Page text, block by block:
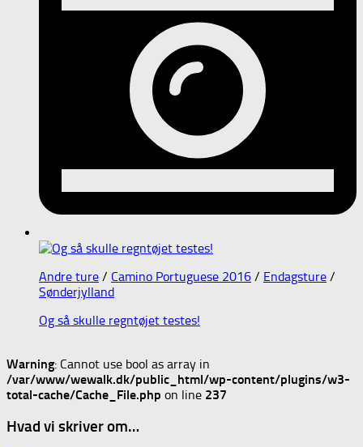
Andre ture / Camino Portuguese 2016 / Endagsture /
Sønderjylland
Og så skulle regntøjet testes!
Warning: Cannot use bool as array in
/var/www/wewalk.dk/public_html/wp-content/plugins/w3-
total-cache/Cache_File.php on line 237
Hvad vi skriver om…